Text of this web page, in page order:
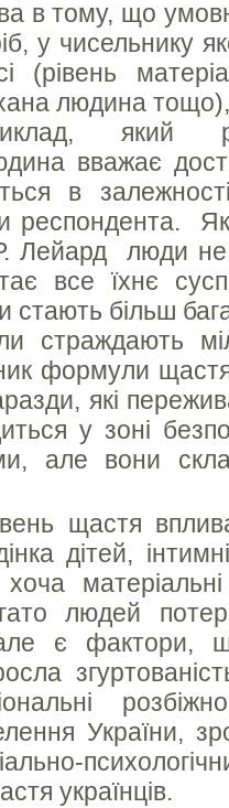
в тому, що
у чисельнику
людина
який
вважає
в
респондента.
Лейард люди
все їхнє
більш
страждають
формули
які
у зоні
але вони
щастя
дітей,
людей
є фактори,
України,
українців.